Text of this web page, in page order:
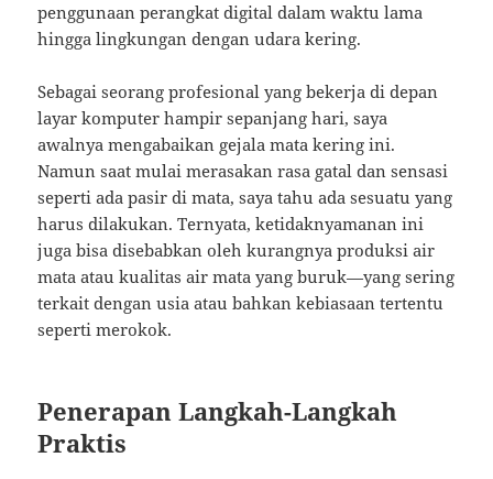
penggunaan perangkat digital dalam waktu lama
hingga lingkungan dengan udara kering.
Sebagai seorang profesional yang bekerja di depan
layar komputer hampir sepanjang hari, saya
awalnya mengabaikan gejala mata kering ini.
Namun saat mulai merasakan rasa gatal dan sensasi
seperti ada pasir di mata, saya tahu ada sesuatu yang
harus dilakukan. Ternyata, ketidaknyamanan ini
juga bisa disebabkan oleh kurangnya produksi air
mata atau kualitas air mata yang buruk—yang sering
terkait dengan usia atau bahkan kebiasaan tertentu
seperti merokok.
Penerapan Langkah-Langkah
Praktis